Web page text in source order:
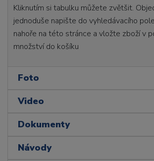
Kliknutím si tabulku můžete zvětšit.
jednoduše napište do vyhledávacího
nahoře na této stránce a vložte zboží v
množství do košíku
Foto
Video
Dokumenty
Návody